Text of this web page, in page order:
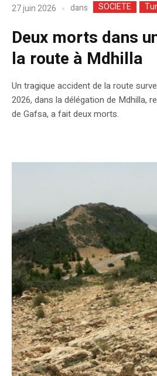
27 juin 2026 dans SOCIETE
Deux morts dans
la route à Mdhilla
​Un tragique accident de la route
2026, dans la délégation de Mdhilla,
de Gafsa, a fait deux morts.